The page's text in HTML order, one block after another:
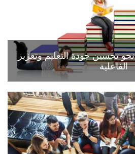
تحسين جودة التعليم وتعزيز
الفاعلية